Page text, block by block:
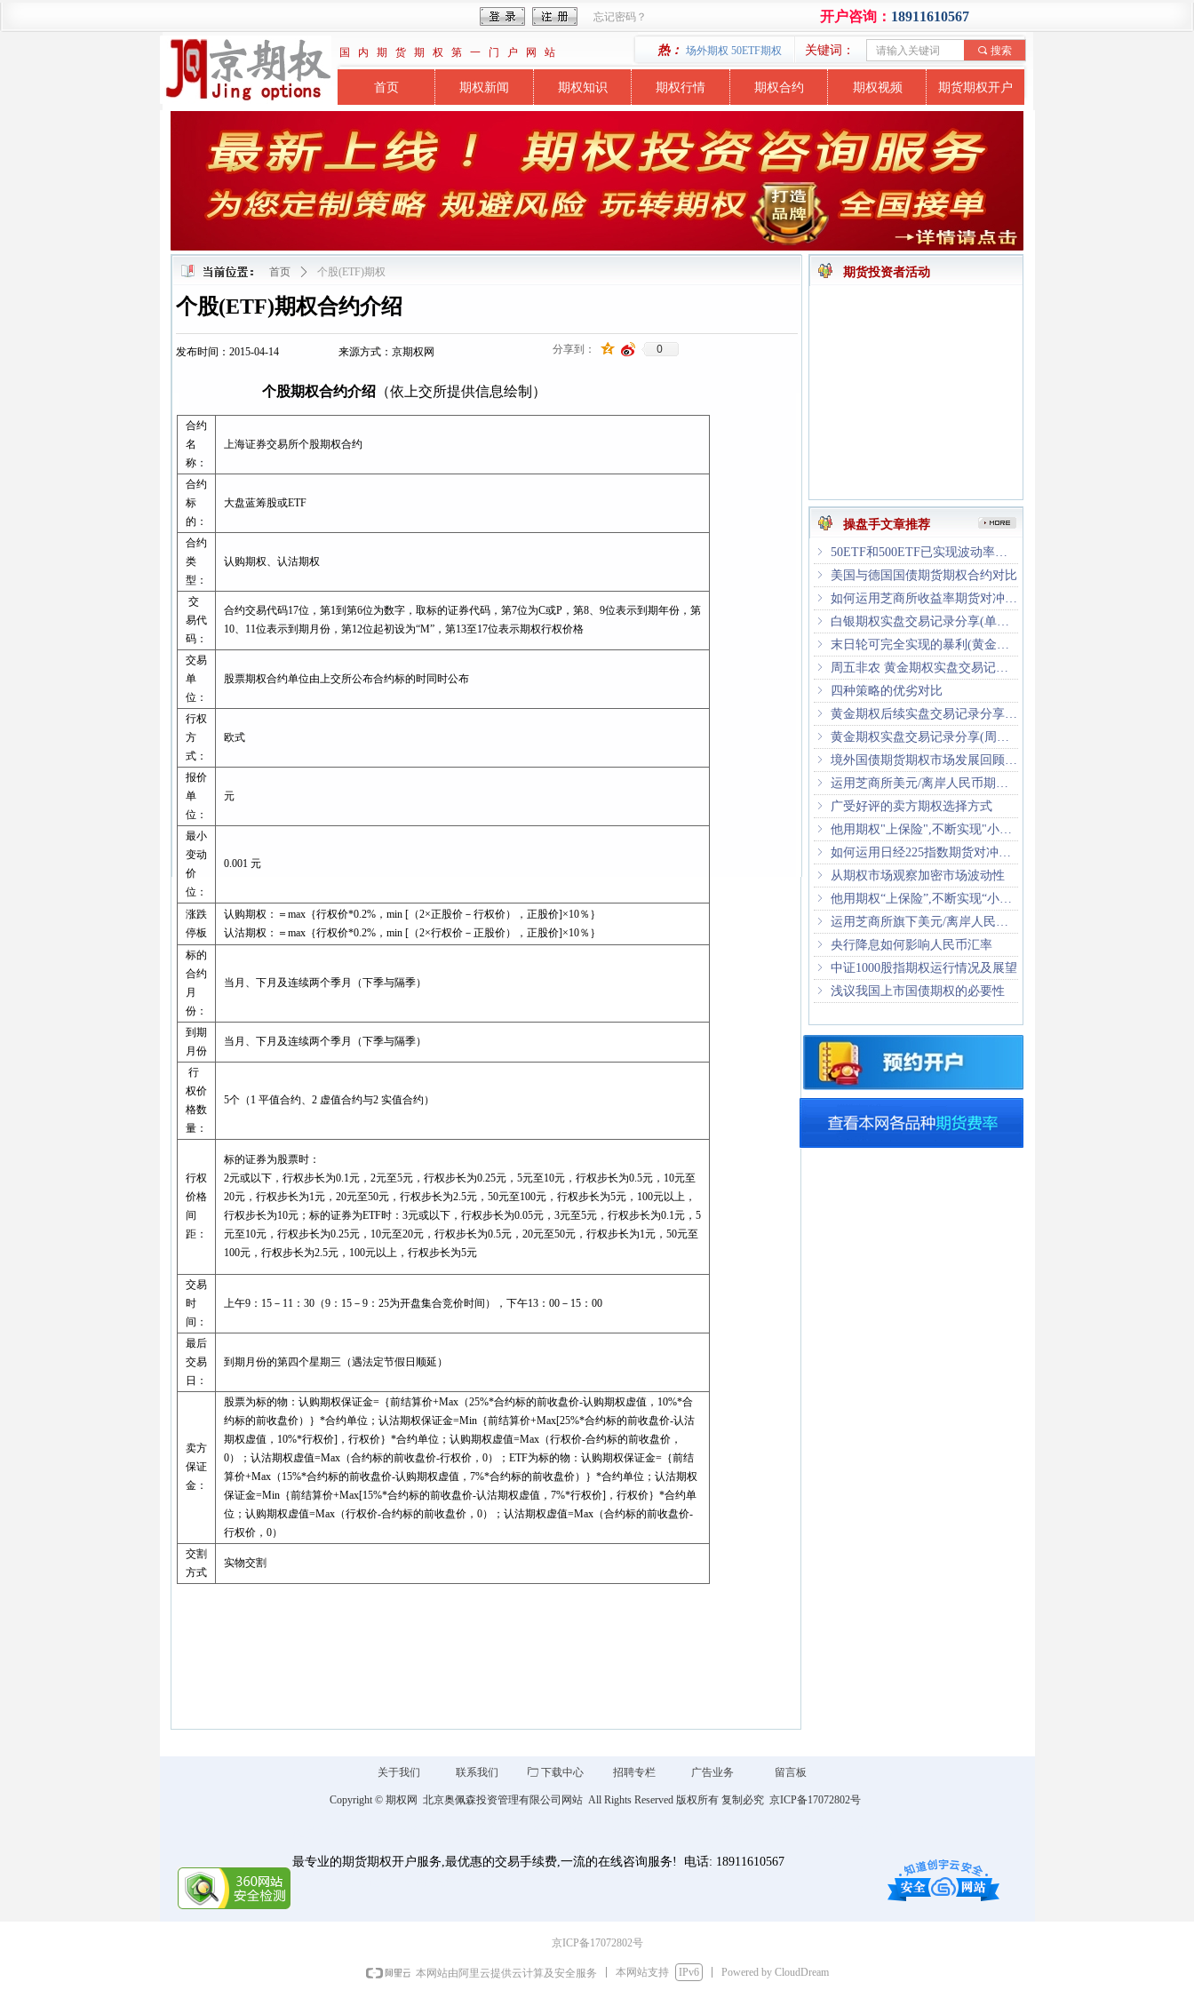
开户咨询： 18911610567
忘记密码？
国 内 期 货 期 权 第 一 门 户 网 站 热： 场外期权 50ETF期权 关键词： 끠 搜索
首页 期权新闻 期权知识 期权行情 期权合约 期权视频 期货期权开户
个股(ETF)期权合约介绍
分享到： 0
发布时间：2015-04-14 来源方式：京期权网
个股期权合约介绍（依上交所提供信息绘制）
合约
名
称：
上海证券交易所个股期权合约
合约
标
的：
大盘蓝筹股或ETF
合约
类
型：
认购期权、认沽期权
交
易代
码：
合约交易代码17位，第1到第6位为数字，取标的证券代码，第7位为C或P，第8、9位表示到期年份，第
10、11位表示到期月份，第12位起初设为“M”，第13至17位表示期权行权价格
交易
单
位：
股票期权合约单位由上交所公布合约标的时同时公布
行权
方
式：
欧式
报价
单
位：
元
最小
变动
价
位：
0.001 元
涨跌
停板
认购期权：＝max｛行权价*0.2%，min [（2×正股价－行权价），正股价]×10％｝
认沽期权：＝max｛行权价*0.2%，min [（2×行权价－正股价），正股价]×10％｝
标的
合约
月
份：
当月、下月及连续两个季月（下季与隔季）
到期
月份
当月、下月及连续两个季月（下季与隔季）
行
权价
格数
量：
5个（1 平值合约、2 虚值合约与2 实值合约）
行权
价格
间
距：
标的证券为股票时：
2元或以下，行权步长为0.1元，2元至5元，行权步长为0.25元，5元至10元，行权步长为0.5元，10元至
20元，行权步长为1元，20元至50元，行权步长为2.5元，50元至100元，行权步长为5元，100元以上，
行权步长为10元；标的证券为ETF时：3元或以下，行权步长为0.05元，3元至5元，行权步长为0.1元，5
元至10元，行权步长为0.25元，10元至20元，行权步长为0.5元，20元至50元，行权步长为1元，50元至
100元，行权步长为2.5元，100元以上，行权步长为5元
交易
时
间：
上午9：15－11：30（9：15－9：25为开盘集合竞价时间），下午13：00－15：00
最后
交易
日：
到期月份的第四个星期三（遇法定节假日顺延）
卖方
保证
金：
股票为标的物：认购期权保证金=｛前结算价+Max（25%*合约标的前收盘价-认购期权虚值，10%*合
约标的前收盘价）｝*合约单位；认沽期权保证金=Min｛前结算价+Max[25%*合约标的前收盘价-认沽
期权虚值，10%*行权价]，行权价｝*合约单位；认购期权虚值=Max（行权价-合约标的前收盘价，
0）；认沽期权虚值=Max（合约标的前收盘价-行权价，0）；ETF为标的物：认购期权保证金=｛前结
算价+Max（15%*合约标的前收盘价-认购期权虚值，7%*合约标的前收盘价）｝*合约单位；认沽期权
保证金=Min｛前结算价+Max[15%*合约标的前收盘价-认沽期权虚值，7%*行权价]，行权价｝*合约单
位；认购期权虚值=Max（行权价-合约标的前收盘价，0）；认沽期权虚值=Max（合约标的前收盘价-
行权价，0）
交割
方式
实物交割
首页 ꄲ 个股(ETF)期权 期货投资者活动
操盘手文章推荐
ꁇ 50ETF和500ETF已实现波动率走势研究
ꁇ 美国与德国国债期货期权合约对比
ꁇ 如何运用芝商所收益率期货对冲美债波动风险
ꁇ 白银期权实盘交易记录分享(单周累计1.2倍收益)
ꁇ 末日轮可完全实现的暴利(黄金期权深夜尾盘最后半小时3倍收益)
ꁇ 周五非农 黄金期权实盘交易记录分享(已累计5倍+收益)
ꁇ 四种策略的优劣对比
ꁇ 黄金期权后续实盘交易记录分享(已累计近四倍收益)
ꁇ 黄金期权实盘交易记录分享(周五夜盘时段1.37倍收益)
ꁇ 境外国债期货期权市场发展回顾及启示
ꁇ 运用芝商所美元/离岸人民币期权对冲市场波动风险
ꁇ 广受好评的卖方期权选择方式
ꁇ 他用期权"上保险",不断实现"小目标"
ꁇ 如何运用日经225指数期货对冲日本股市波动风险
ꁇ 从期权市场观察加密市场波动性
ꁇ 他用期权“上保险”,不断实现“小目标”
ꁇ 运用芝商所旗下美元/离岸人民币期货管理风险
ꁇ 央行降息如何影响人民币汇率
ꁇ 中证1000股指期权运行情况及展望
ꁇ 浅议我国上市国债期权的必要性
关于我们 联系我们 ꄁ 下载中心 招聘专栏 广告业务 留言板
Copyright © 期权网 北京奥佩森投资管理有限公司网站 All Rights Reserved 版权所有 复制必究 京ICP备17072802号
期权在线咨询 期权投资策略 期权仿真交易
最专业的期货期权开户服务,最优惠的交易手续费,一流的在线咨询服务! 电话: 18911610567
京ICP备17072802号
本网站由阿里云提供云计算及安全服务 本网站支持 IPv6 Powered by CloudDream